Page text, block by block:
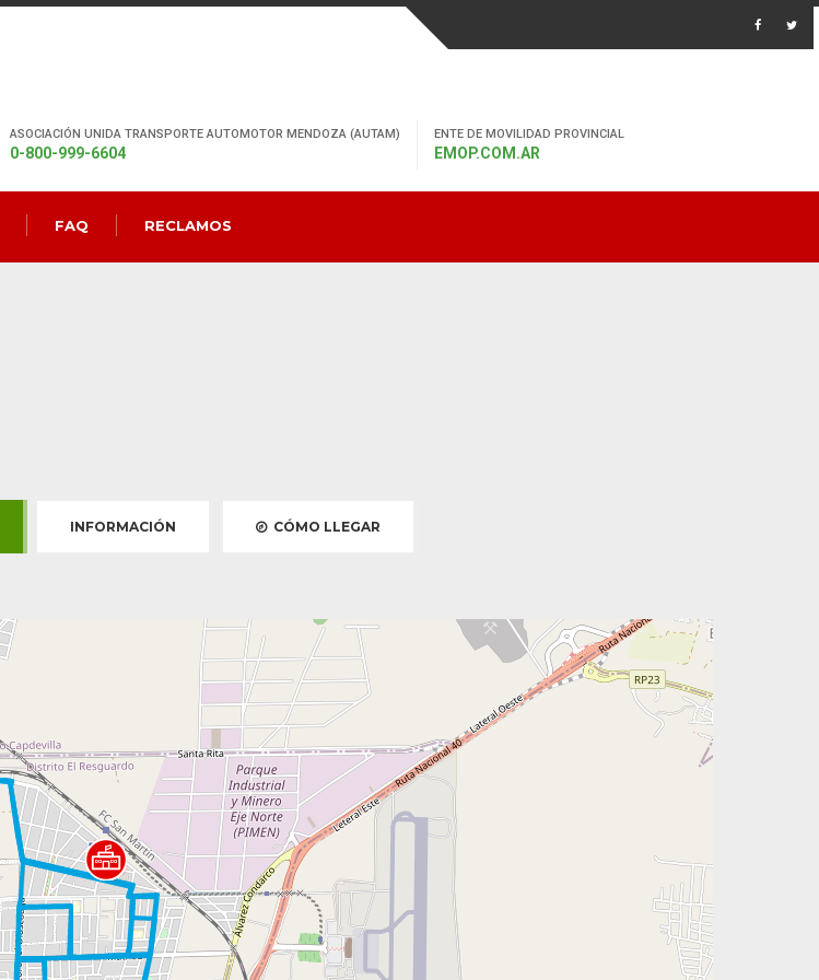
ASOCIACIÓN UNIDA TRANSPORTE AUTOMOTOR MENDOZA (AUTAM)
0-800-999-6604
ENTE DE MOVILIDAD PROVINCIAL
EMOP.COM.AR
FAQ RECLAMOS
INFORMACIÓN CÓMO LLEGAR